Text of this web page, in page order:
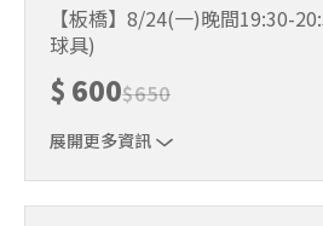
制。歡迎邀請親友一同報名參加，
人數未達開班門檻，或因天候不佳無
情況安排延期或併班處理。 ⚠️ 報名
無法上課，僅提供課程延期選項，恕
與課程異動規則】。報名後視為您
【板橋】8/24(一)晚間19:30-
球具)
$ 600$650
展開更多資訊